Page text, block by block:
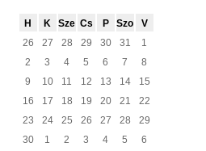
H K Sze Cs P Szo
V
26
27 28 29 30 31
1
2
3 4 5 6 7
8
9
10 11 12 13 14
15
16
17 18 19 20 21
22
23
24 25 26 27 28
29
30
1 2 3 4 5 6